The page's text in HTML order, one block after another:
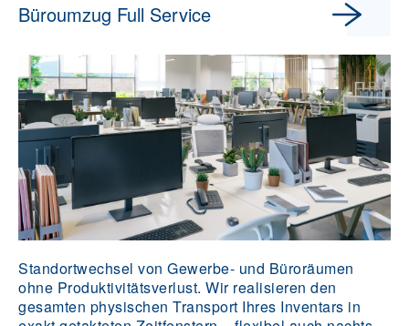
Büroumzug Full Service
Standortwechsel von Gewerbe- und Büroräumen
ohne Produktivitätsverlust. Wir realisieren den
gesamten physischen Transport Ihres Inventars in